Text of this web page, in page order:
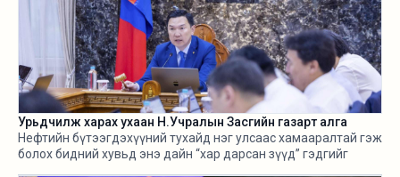
Урьдчилж харах ухаан Н.Учралын Засгийн газарт алга
Нефтийн бүтээгдэхүүний тухайд нэг улсаас хамааралтай гэж
болох бидний хувьд энэ дайн “хар дарсан зүүд” гэдгийг